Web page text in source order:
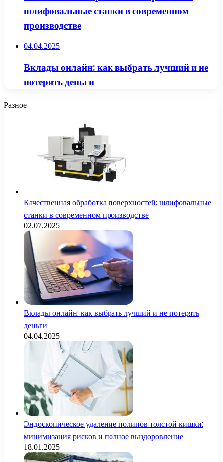
шлифовальные станки в современном
производстве
04.04.2025
Вклады онлайн: как выбрать лучший и не
потерять деньги
Разное
Качественная обработка поверхностей: шлифовальные
станки в современном производстве
02.07.2025
Вклады онлайн: как выбрать лучший и не потерять
деньги
04.04.2025
Эндоскопическое удаление полипов толстой кишки:
минимизация рисков и полное выздоровление
18.01.2025